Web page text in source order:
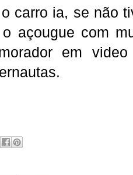
carro ia, se não
açougue com
em